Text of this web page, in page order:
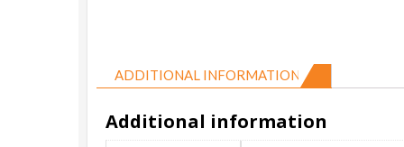
ADDITIONAL INFORMATION
Additional information